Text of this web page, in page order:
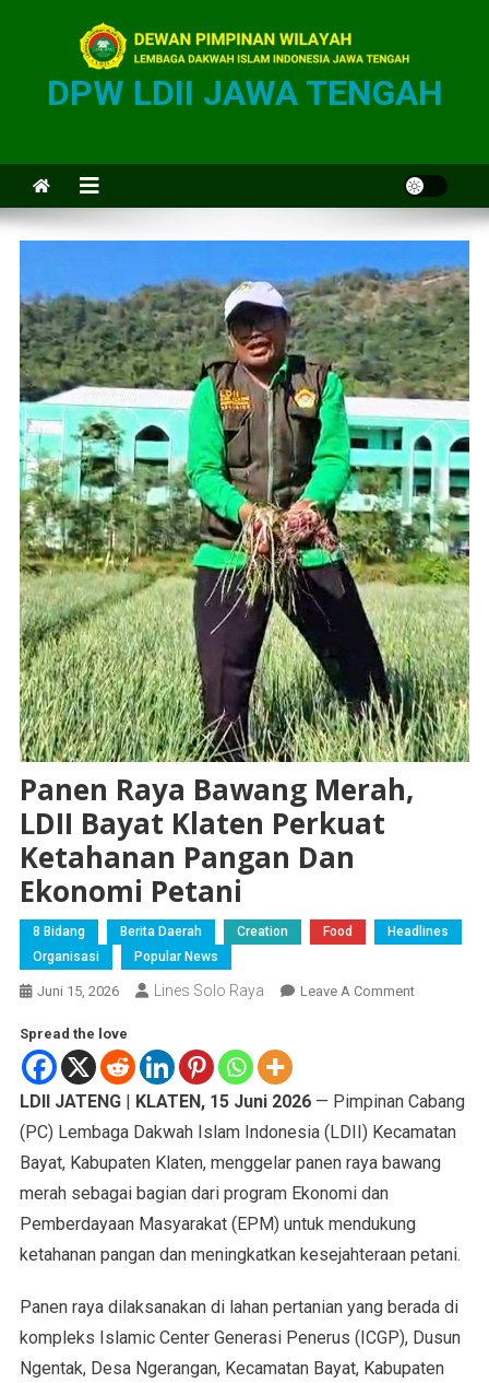
DPW LDII JAWA TENGAH
Panen Raya Bawang Merah,
LDII Bayat Klaten Perkuat
Ketahanan Pangan Dan
Ekonomi Petani
8 Bidang Berita Daerah Creation Food
Headlines
Organisasi
Popular News
Juni 15, 2026 Lines Solo Raya Leave A Comment
Spread the love
LDII JATENG| KLATEN, 15 Juni 2026— Pimpinan Cabang
(PC) Lembaga Dakwah Islam Indonesia (LDII) Kecamatan
Bayat, Kabupaten Klaten, menggelar panen raya bawang
merah sebagai bagian dari program Ekonomi dan
Pemberdayaan Masyarakat (EPM) untuk mendukung
ketahanan pangan dan meningkatkan kesejahteraan petani.
Panen raya dilaksanakan di lahan pertanian yang berada di
kompleks Islamic Center Generasi Penerus (ICGP), Dusun
Ngentak, Desa Ngerangan, Kecamatan Bayat, Kabupaten